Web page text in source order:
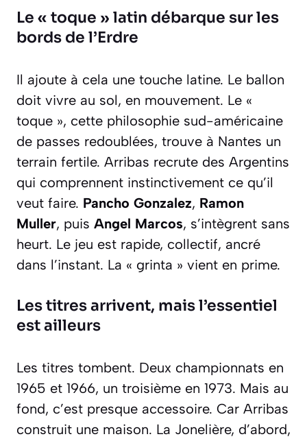
Le « toque » latin débarque sur les
bords de l’Erdre
Il ajoute à cela une touche latine. Le ballon
doit vivre au sol, en mouvement. Le «
toque », cette philosophie sud-américaine
de passes redoublées, trouve à Nantes un
terrain fertile. Arribas recrute des Argentins
qui comprennent instinctivement ce qu’il
veut faire. Pancho Gonzalez, Ramon
Muller, puis Angel Marcos, s’intègrent sans
heurt. Le jeu est rapide, collectif, ancré
dans l’instant. La « grinta » vient en prime.
Les titres arrivent, mais l’essentiel
est ailleurs
Les titres tombent. Deux championnats en
1965 et 1966, un troisième en 1973. Mais au
fond, c’est presque accessoire. Car Arribas
construit une maison. La Jonelière, d’abord,